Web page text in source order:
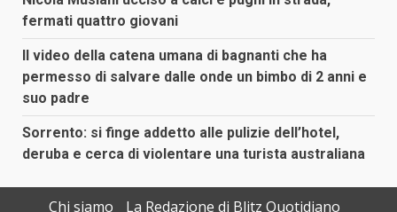
fermati quattro giovani
Il video della catena umana di bagnanti che ha
permesso di salvare dalle onde un bimbo di 2 anni e
suo padre
Sorrento: si finge addetto alle pulizie dell’hotel,
deruba e cerca di violentare una turista australiana
Chi siamo La Redazione di Blitz Quotidiano